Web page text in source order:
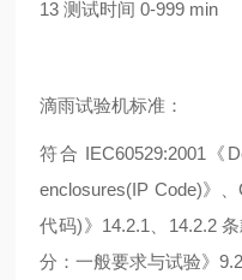
13 测试时间 0-999 min
滴雨试验机标准：
符合 IEC60529:2001《
enclosures(IP Code)》
代码)》14.2.1、14.2.2
分：一般要求与试验》